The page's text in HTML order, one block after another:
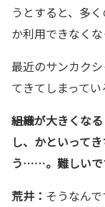
うとすると、多
か利用できなくな
最近のサンカク
てきてしまってい
――組織が大きく
し、かといって
う……。難しい
荒井： そうなん